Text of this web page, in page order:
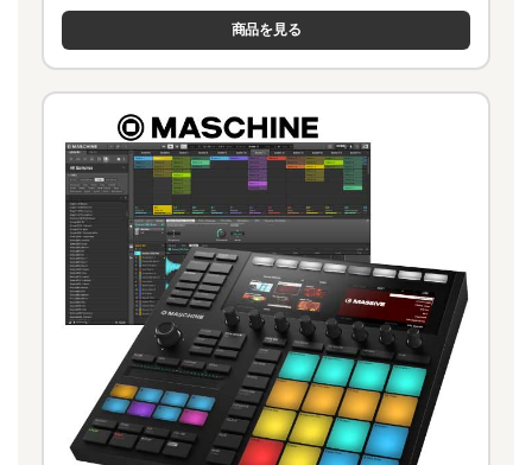
商品を見る